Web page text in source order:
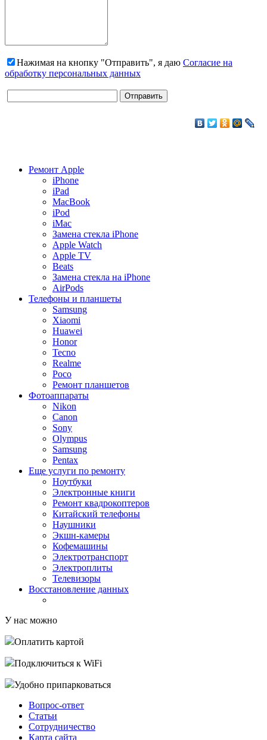
Нажимая на кнопку "Отправить", я даю Согласие на
обработку персональных данных
Ремонт Apple
iPhone
iPad
MacBook
iPod
iMac
Замена стекла iPhone
Apple Watch
Apple TV
Beats
Замена стекла на iPhone
AirPods
Телефоны и планшеты
Samsung
Xiaomi
Huawei
Honor
Tecno
Realme
Poco
Ремонт планшетов
Фотоаппараты
Nikon
Canon
Sony
Olympus
Samsung
Pentax
Еще услуги по ремонту
Ноутбуки
Электронные книги
Ремонт квадрокоптеров
Китайский телефоны
Наушники
Экшн-камеры
Кофемашины
Электротранспорт
Электроплиты
Телевизоры
Восстановление данных
У нас можно
Оплатить картой
Подключиться к WiFi
Удобно припарковаться
Вопрос-ответ
Статьи
Сотрудничество
Карта сайта